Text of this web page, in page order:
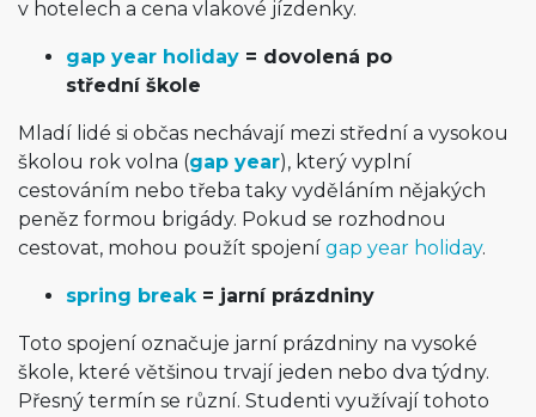
v hotelech a cena vlakové jízdenky.
gap year holiday = dovolená po
střední škole
Mladí lidé si občas nechávají mezi střední a vysokou
školou rok volna (gap year), který vyplní
cestováním nebo třeba taky vyděláním nějakých
peněz formou brigády. Pokud se rozhodnou
cestovat, mohou použít spojení gap year holiday.
spring break= jarní prázdniny
Toto spojení označuje jarní prázdniny na vysoké
škole, které většinou trvají jeden nebo dva týdny.
Přesný termín se různí. Studenti využívají tohoto